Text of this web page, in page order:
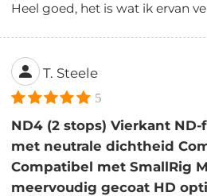
Heel goed, het is wat ik ervan
T. Steele
5
ND4 (2 stops) Vierkant
met neutrale dichtheid
Compatibel met SmallRig
meervoudig gecoat HD